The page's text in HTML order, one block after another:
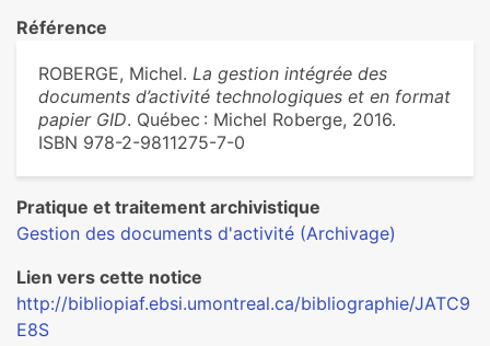
Référence
ROBERGE, Michel. La gestion intégrée des
documents d’activité technologiques et en format
papier GID. Québec : Michel Roberge, 2016.
ISBN 978-2-9811275-7-0
Pratique et traitement archivistique
Gestion des documents d'activité (Archivage)
Lien vers cette notice
http://bibliopiaf.ebsi.umontreal.ca/bibliographie/JATC9
E8S